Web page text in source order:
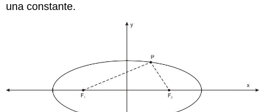
una constante.